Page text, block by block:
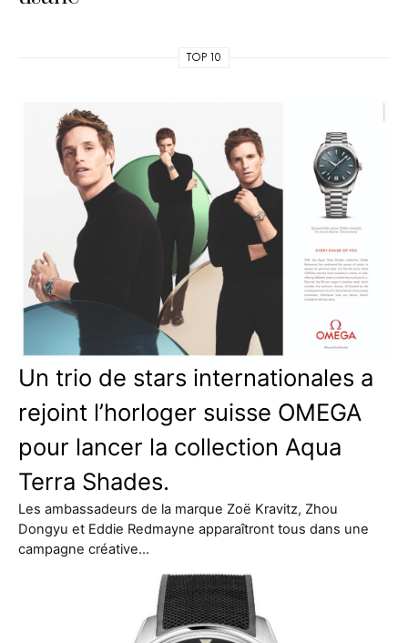
TOP 10
Un trio de stars internationales a
rejoint l’horloger suisse OMEGA
pour lancer la collection Aqua
Terra Shades.
Les ambassadeurs de la marque Zoë Kravitz, Zhou
Dongyu et Eddie Redmayne apparaîtront tous dans une
campagne créative…